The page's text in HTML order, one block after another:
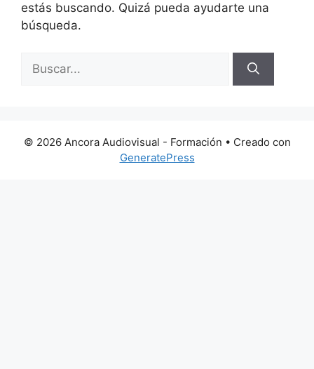
estás buscando. Quizá pueda ayudarte una
búsqueda.
© 2026 Ancora Audiovisual - Formación • Creado con
GeneratePress